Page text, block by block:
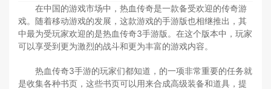
在中国的游戏市场中，热血传奇是一款备受欢迎的传奇游
戏。随着移动游戏的发展，这款游戏的手游版也相继推出，其
中最为受玩家欢迎的是热血传奇3手游版。在这个版本中，玩家
可以享受到更为激烈的战斗和更为丰富的游戏内容。
热血传奇3手游的玩家们都知道，的一项非常重要的任务就
是收集各种书页，这些书页可以用来合成高级装备和道具，提